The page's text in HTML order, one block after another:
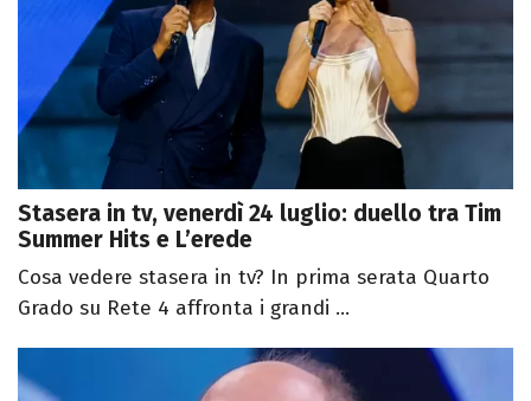
Stasera in tv, venerdì 24 luglio: duello tra Tim
Summer Hits e L’erede
Cosa vedere stasera in tv? In prima serata Quarto
Grado su Rete 4 affronta i grandi ...